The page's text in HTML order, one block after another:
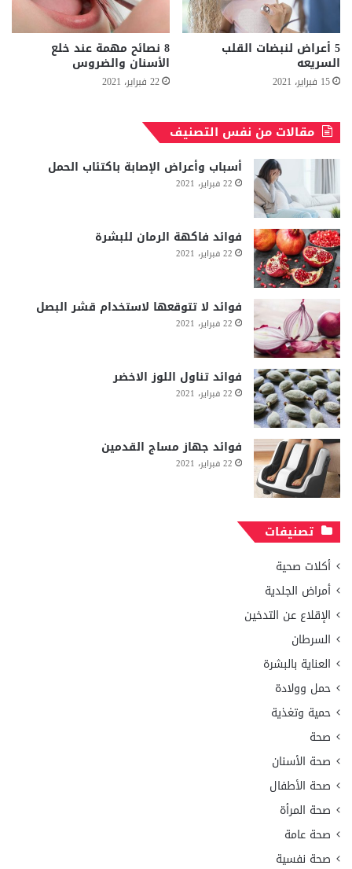
5 أعراض لنبضات القلب
السريعه
15 فبراير، 2021
8 نصائح مهمة عند خلع
الأسنان والضروس
22 فبراير، 2021
مقالات من نفس التصنيف
أسباب وأعراض الإصابة باكتئاب الحمل
22 فبراير، 2021
فوائد فاكهة الرمان للبشرة
22 فبراير، 2021
فوائد لا تتوقعها لاستخدام قشر البصل
22 فبراير، 2021
فوائد تناول اللوز الاخضر
22 فبراير، 2021
فوائد جهاز مساج القدمين
22 فبراير، 2021
تصنيفات
أكلات صحية
أمراض الجلدية
الإقلاع عن التدخين
السرطان
العناية بالبشرة
حمل وولادة
حمية وتغذية
صحة
صحة الأسنان
صحة الأطفال
صحة المرأة
صحة عامة
صحة نفسية